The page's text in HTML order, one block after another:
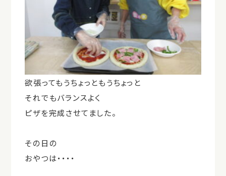
欲張ってもうちょっともうちょっと
それでもバランスよく
ピザを完成させてました。
その日の
おやつは・・・・